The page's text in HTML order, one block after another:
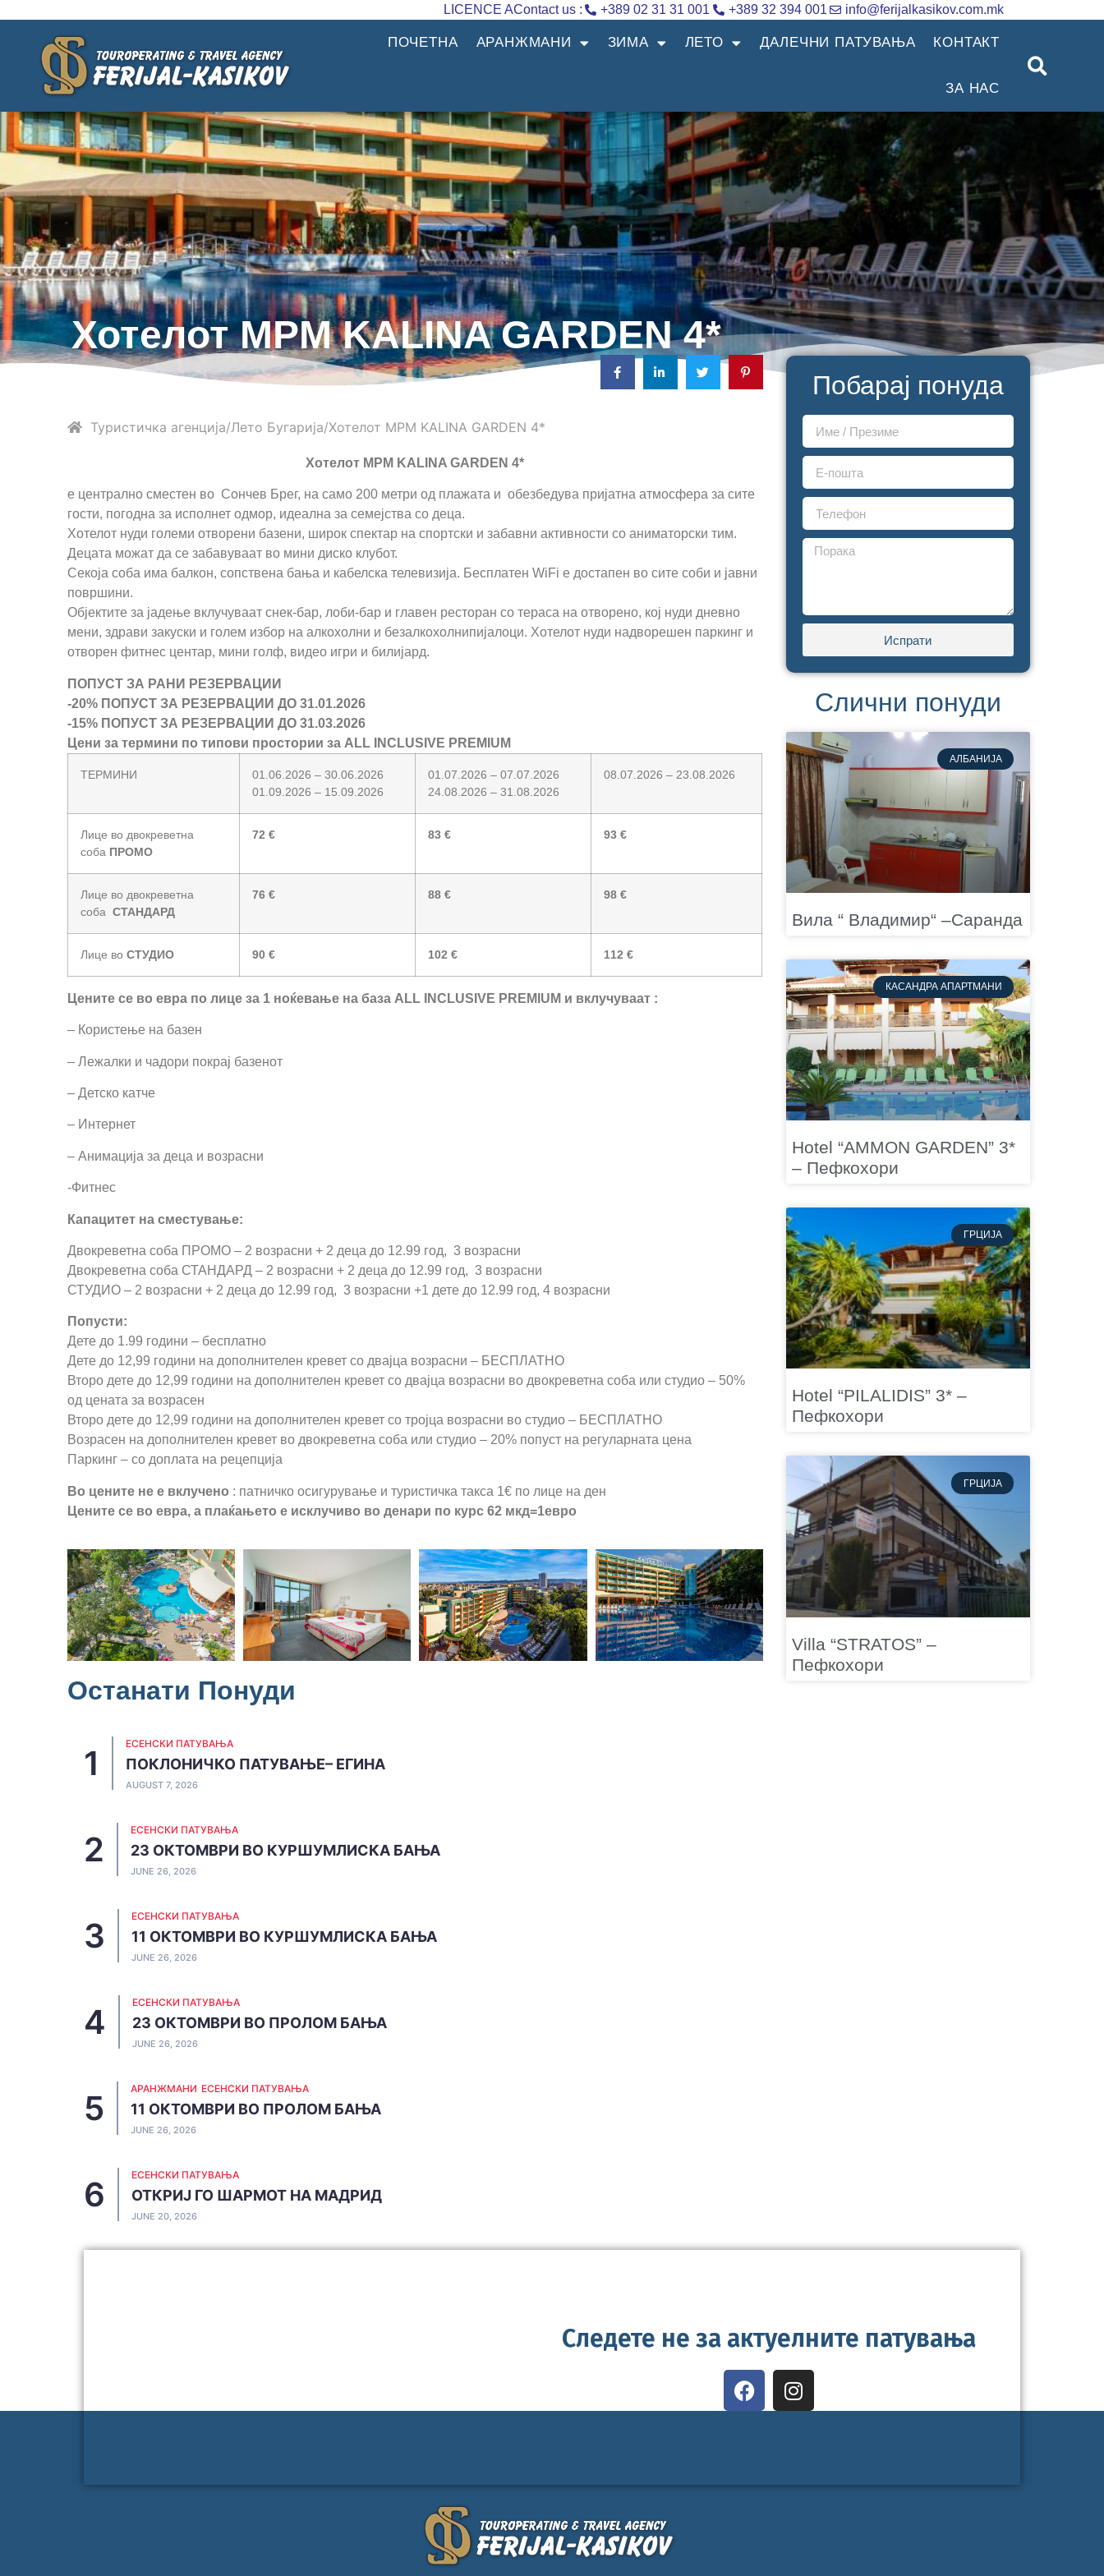
LICENCE AContact us : +389 02 31 31 001 +389 32 394 001 info@ferijalkasikov.com.mk
ПОЧЕТНА АРАНЖМАНИ ЗИМА ЛЕТО ДАЛЕЧНИ ПАТУВАЊА КОНТАКТ
ЗА НАС
Хотелот MPM KALINA GARDEN 4*
Туристичка агенција Лето Бугарија Хотелот MPM KALINA GARDEN 4*
Хотелот MPM KALINA GARDEN 4*
е централно сместен во Сончев Брег, на само 200 метри од плажата и обезбедува пријатна атмосфера за сите
гости, погодна за исполнет одмор, идеална за семејства со деца.
Хотелот нуди големи отворени базени, широк спектар на спортски и забавни активности со аниматорски тим.
Децата можат да се забавуваат во мини диско клубот.
Секоја соба има балкон, сопствена бања и кабелска телевизија. Бесплатен WiFi е достапен во сите соби и јавни
површини.
Објектите за јадење вклучуваат снек-бар, лоби-бар и главен ресторан со тераса на отворено, кој нуди дневно
мени, здрави закуски и голем избор на алкохолни и безалкохолнипијалоци. Хотелот нуди надворешен паркинг и
отворен фитнес центар, мини голф, видео игри и билијард.
ПОПУСТ ЗА РАНИ РЕЗЕРВАЦИИ
-20% ПОПУСТ ЗА РЕЗЕРВАЦИИ ДО 31.01.2026
-15% ПОПУСТ ЗА РЕЗЕРВАЦИИ ДО 31.03.2026
Цени за термини по типови простории за ALL INCLUSIVE PREMIUM
ТЕРМИНИ
01.06.2026 – 30.06.2026
01.09.2026 – 15.09.2026
01.07.2026 – 07.07.2026
24.08.2026 – 31.08.2026
08.07.2026 – 23.08.2026
Лице во двокреветна
соба ПРОМО
72 € 83 € 93 €
Лице во двокреветна
соба СТАНДАРД
76 € 88 € 98 €
Лице во СТУДИО 90 € 102 € 112 €
Цените се во евра по лице за 1 ноќевање на база ALL INCLUSIVE PREMIUM и вклучуваат :
– Користење на базен
– Лежалки и чадори покрај базенот
– Детско катче
– Интернет
– Анимација за деца и возрасни
-Фитнес
Капацитет на сместување:
Двокреветна соба ПРОМО – 2 возрасни + 2 деца до 12.99 год, 3 возрасни
Двокреветна соба СТАНДАРД – 2 возрасни + 2 деца до 12.99 год, 3 возрасни
СТУДИО – 2 возрасни + 2 деца до 12.99 год, 3 возрасни +1 дете до 12.99 год, 4 возрасни
Попусти:
Дете до 1.99 години – бесплатно
Дете до 12,99 години на дополнителен кревет со двајца возрасни – БЕСПЛАТНО
Второ дете до 12,99 години на дополнителен кревет со двајца возрасни во двокреветна соба или студио – 50%
од цената за возрасен
Второ дете до 12,99 години на дополнителен кревет со тројца возрасни во студио – БЕСПЛАТНО
Возрасен на дополнителен кревет во двокреветна соба или студио – 20% попуст на регуларната цена
Паркинг – со доплата на рецепција
Во цените не е вклучено : патничко осигурување и туристичка тaкса 1€ по лице на ден
Цените се во евра, а плаќањето е исклучиво во денари по курс 62 мкд=1евро
Останати Понуди
ЕСЕНСКИ ПАТУВАЊА
ПОКЛОНИЧКО ПАТУВАЊЕ– ЕГИНА
AUGUST 7, 2026
ЕСЕНСКИ ПАТУВАЊА
23 ОКТОМВРИ ВО КУРШУМЛИСКА БАЊА
JUNE 26, 2026
ЕСЕНСКИ ПАТУВАЊА
11 ОКТОМВРИ ВО КУРШУМЛИСКА БАЊА
JUNE 26, 2026
ЕСЕНСКИ ПАТУВАЊА
23 ОКТОМВРИ ВО ПРОЛОМ БАЊА
JUNE 26, 2026
АРАНЖМАНИ ЕСЕНСКИ ПАТУВАЊА
11 ОКТОМВРИ ВО ПРОЛОМ БАЊА
JUNE 26, 2026
ЕСЕНСКИ ПАТУВАЊА
ОТКРИЈ ГО ШАРМОТ НА МАДРИД
JUNE 20, 2026
Побарај понуда
Испрати
Слични понуди
АЛБАНИЈА
Вила “ Владимир“ –Саранда
КАСАНДРА АПАРТМАНИ
Hotel “AMMON GARDEN” 3*
– Пефкохори
ГРЦИЈА
Hotel “PILALIDIS” 3* –
Пефкохори
ГРЦИЈА
Villa “STRATOS” –
Пефкохори
Следете не за актуелните патувања